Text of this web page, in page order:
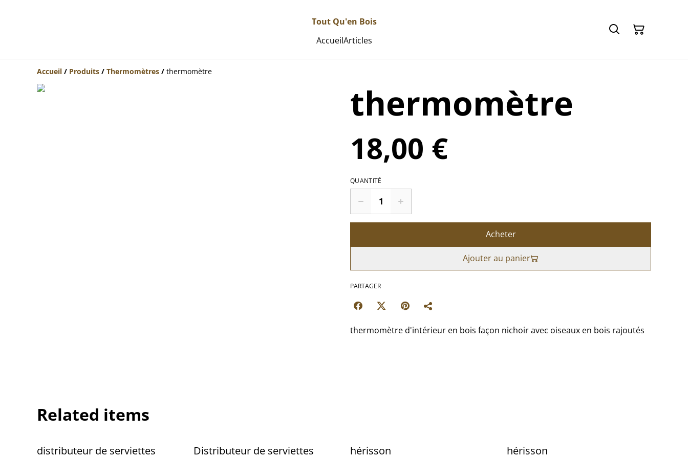
Tout Qu'en Bois
AccueilArticles
Accueil / Produits / Thermomètres / thermomètre
thermomètre
18,00 €
QUANTITÉ
Acheter
Ajouter au panier
PARTAGER
thermomètre d'intérieur en bois façon nichoir avec oiseaux en bois rajoutés
Related items
distributeur de serviettes Distributeur de serviettes hérisson hérisson